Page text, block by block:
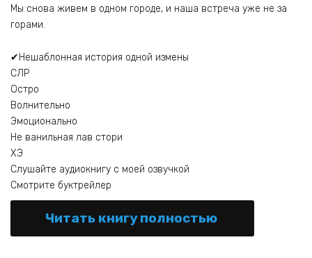
Мы снова живем в одном городе, и наша встреча уже не за
горами.
✔Нешаблонная история одной измены
СЛР
Остро
Волнительно
Эмоционально
Не ванильная лав стори
ХЭ
Слушайте аудиокнигу с моей озвучкой
Смотрите буктрейлер
Читать книгу полностью